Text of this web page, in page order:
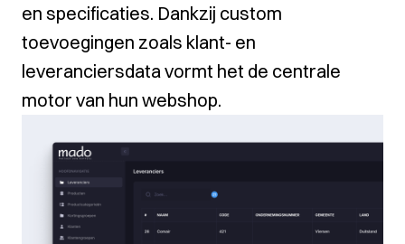
en specificaties. Dankzij custom
toevoegingen zoals klant- en
leveranciersdata vormt het de centrale
motor van hun webshop.